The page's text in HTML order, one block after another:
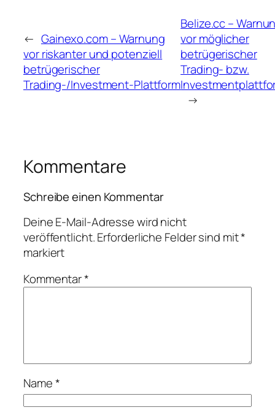
← Gainexo.com – Warnung
vor riskanter und potenziell
betrügerischer
Trading‑/Investment‑Plattform
Belize.cc –
vor möglicher
betrügerischer
Trading‑ bzw.
→
Kommentare
Schreibe einen Kommentar
Deine E-Mail-Adresse wird nicht
veröffentlicht.Erforderliche Felder sind mit*
markiert
Kommentar*
Name*